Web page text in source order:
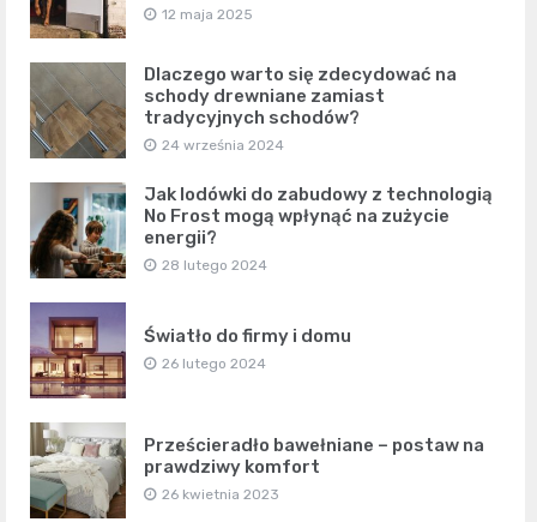
12 maja 2025
Dlaczego warto się zdecydować na
schody drewniane zamiast
tradycyjnych schodów?
24 września 2024
Jak lodówki do zabudowy z technologią
No Frost mogą wpłynąć na zużycie
energii?
28 lutego 2024
Światło do firmy i domu
26 lutego 2024
Prześcieradło bawełniane – postaw na
prawdziwy komfort
26 kwietnia 2023